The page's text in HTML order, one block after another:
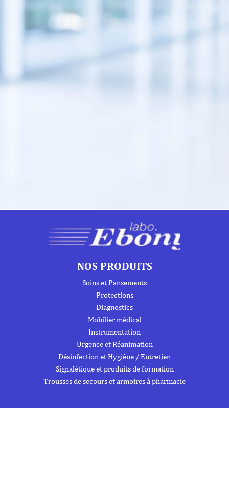
NOS PRODUITS
Soins et Pansements
Protections
Diagnostics
Mobilier médical
Instrumentation
Urgence et Réanimation
Désinfection et Hygiène / Entretien
Signalétique et produits de formation
Trousses de secours et armoires à pharmacie